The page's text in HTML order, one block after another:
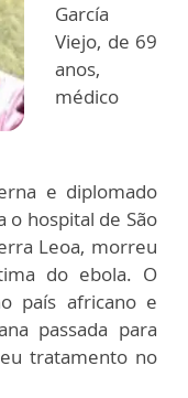
García
Viejo, de 69
anos,
médico
e diplomado
o hospital de São
Leoa, morreu
do ebola. O
país africano e
passada para
tratamento no